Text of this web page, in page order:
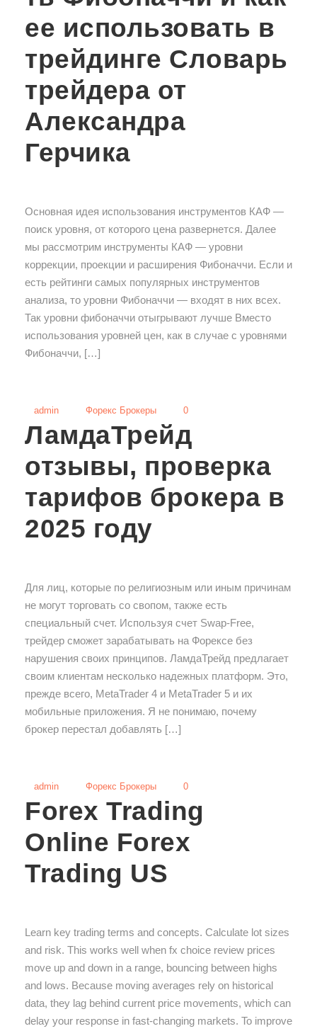
ее использовать в
трейдинге Словарь
трейдера от
Александра
Герчика
Основная идея использования инструментов КАФ —
поиск уровня, от которого цена развернется. Далее
мы рассмотрим инструменты КАФ — уровни
коррекции, проекции и расширения Фибоначчи. Если и
есть рейтинги самых популярных инструментов
анализа, то уровни Фибоначчи — входят в них всех.
Так уровни фибоначчи отыгрывают лучше Вместо
использования уровней цен, как в случае с уровнями
Фибоначчи, […]
admin Форекс Брокеры 0
ЛамдаТрейд
отзывы, проверка
тарифов брокера в
2025 году
Для лиц, которые по религиозным или иным причинам
не могут торговать со свопом, также есть
специальный счет. Используя счет Swap-Free,
трейдер сможет зарабатывать на Форексе без
нарушения своих принципов. ЛамдаТрейд предлагает
своим клиентам несколько надежных платформ. Это,
прежде всего, MetaTrader 4 и MetaTrader 5 и их
мобильные приложения. Я не понимаю, почему
брокер перестал добавлять […]
admin Форекс Брокеры 0
Forex Trading
Online Forex
Trading US
Learn key trading terms and concepts. Calculate lot sizes
and risk. This works well when fx choice review prices
move up and down in a range, bouncing between highs
and lows. Because moving averages rely on historical
data, they lag behind current price movements, which can
delay your response in fast-changing markets. To improve